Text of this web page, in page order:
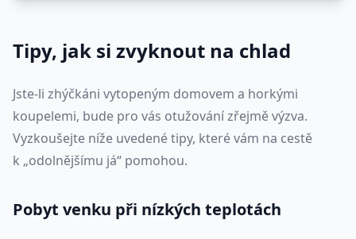
Tipy, jak si zvyknout na chlad
Jste-li zhýčkáni vytopeným domovem a horkými
koupelemi, bude pro vás otužování zřejmě výzva.
Vyzkoušejte níže uvedené tipy, které vám na cestě
k „odolnějšímu já“ pomohou.
Pobyt venku při nízkých teplotách